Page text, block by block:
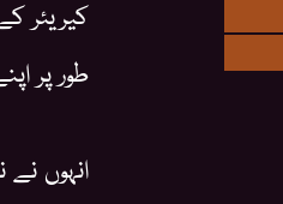
طور پر
انہوں